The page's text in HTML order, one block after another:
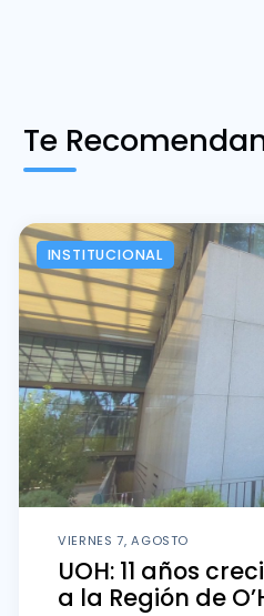
Te
INSTITUCIONAL
VIERNES 7, AGOSTO
UOH: 11 años
a la Región de